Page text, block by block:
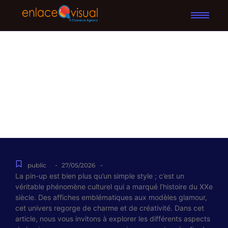
public - 27/05/2026 -
La pin-up est bien plus qu’un simple style ; c’est un
véritable phénomène culturel qui a marqué l’histoire du XXe
siècle. Des affiches emblématiques aux modèles glamour,
cet univers regorge de charme et de créativité. Dans cet
article, nous vous invitons à explorer les différents aspects